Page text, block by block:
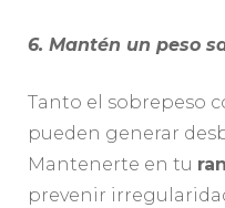
6. Mantén un peso
Tanto el sobrepeso
pueden generar
Mantenerte en tu
prevenir